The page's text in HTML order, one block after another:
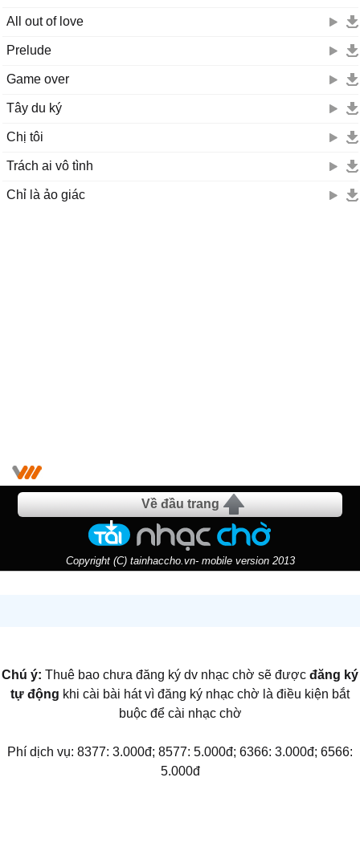
All out of love
Prelude
Game over
Tây du ký
Chị tôi
Trách ai vô tình
Chỉ là ảo giác
Về đầu trang
Copyright (C) tainhaccho.vn- mobile version 2013
Chú ý: Thuê bao chưa đăng ký dv nhạc chờ sẽ được đăng ký
tự động khi cài bài hát vì đăng ký nhạc chờ là điều kiện bắt
buộc để cài nhạc chờ
Phí dịch vụ: 8377: 3.000đ; 8577: 5.000đ; 6366: 3.000đ; 6566:
5.000đ